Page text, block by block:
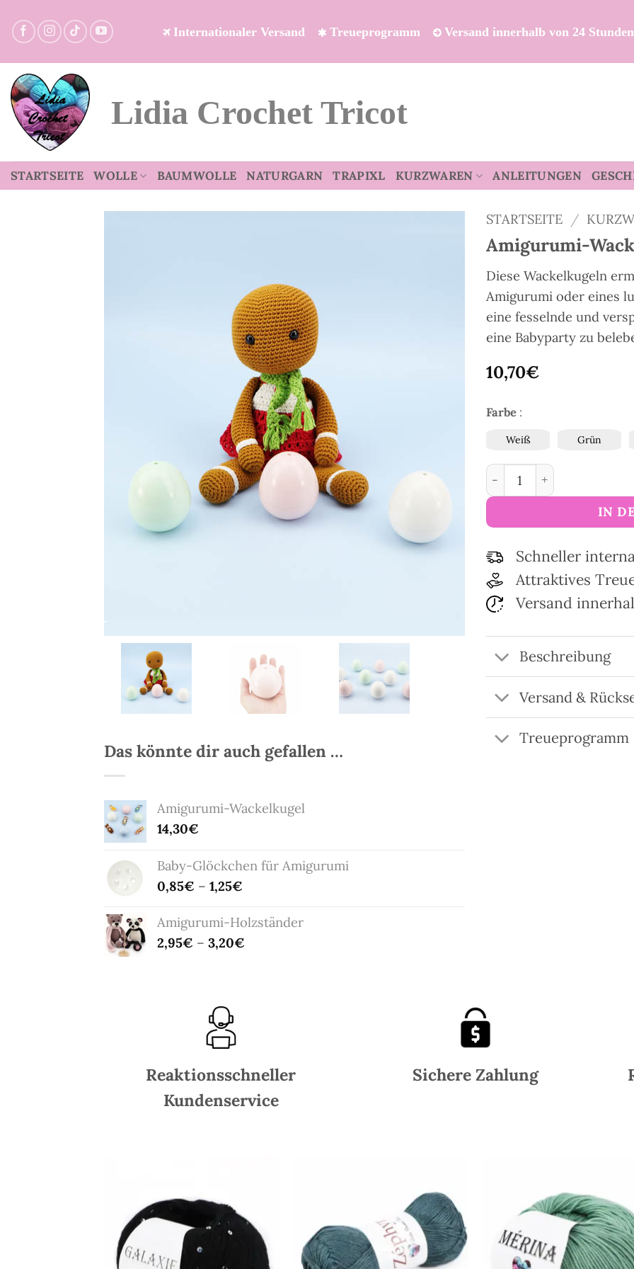
Inhalt
Internationaler Versand Treueprogramm Versand innerhalb von 24
Lidia Crochet Tricot
STARTSEITE WOLLE BAUMWOLLE NATURGARN TRAPIXL KURZWAREN ANLEITUNGEN
Das könnte dir auch gefallen …
Amigurumi-Wackelkugel
14,30€
Baby-Glöckchen für Amigurumi
0,85€ – 1,25€
Amigurumi-Holzständer
2,95€ – 3,20€
STARTSEITE /
Amigurumi-
Diese Wackelkugeln
Amigurumi oder eines
eine fesselnde und
eine Babyparty zu
10,70€
Farbe :
Weiß Grün
Amigurumi-Wackelkugel
IN
Schneller
Attraktives
Versand
Beschreibung
Versand &
Treueprogramm
Reaktionsschneller
Kundenservice
Sichere Zahlung